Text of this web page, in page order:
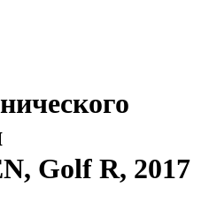
Golf R, 2017